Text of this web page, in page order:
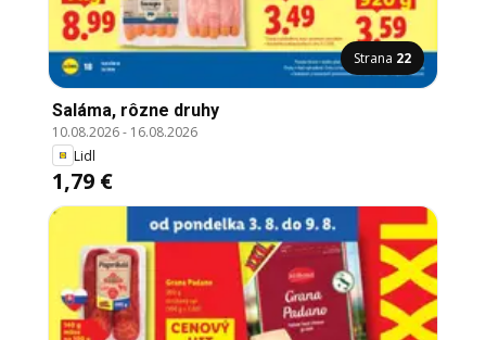
Strana 22
Saláma, rôzne druhy
10.08.2026- 16.08.2026
Lidl
1,79 €